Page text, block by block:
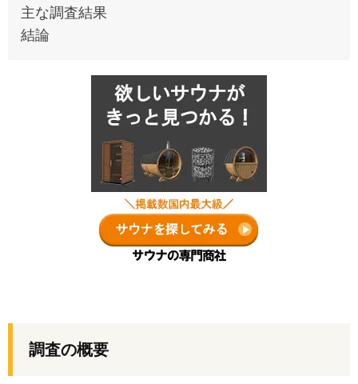
主な調査結果
結論
調査の概要